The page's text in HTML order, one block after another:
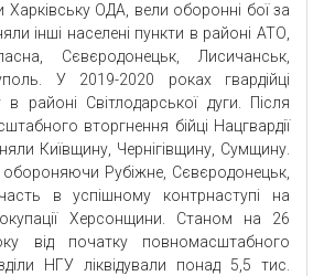
Харківську ОДА, вели оборонні бої за
інші населені пункти в районі АТО,
Сєвєродонецьк, Лисичанськ,
У 2019-2020 роках гвардійці
районі Світлодарської дуги. Після
вторгнення бійці Нацгвардії
Київщину, Чернігівщину, Сумщину.
обороняючи Рубіжне, Сєвєродонецьк,
в успішному контрнаступі на
Херсонщини. Станом на 26
від початку повномасштабного
НГУ ліквідували понад 5,5 тис.